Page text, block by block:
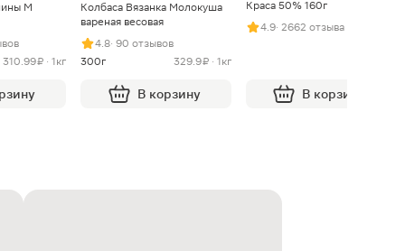
М
310.99 ₽ · 1кг
Колбаса Вязанка Молокуша
вареная весовая
4.8· 90 отзывов
300г
329.9 ₽ · 1кг
В корзину
Краса 50% 160г
4.9· 2662 отзыва
В корзину